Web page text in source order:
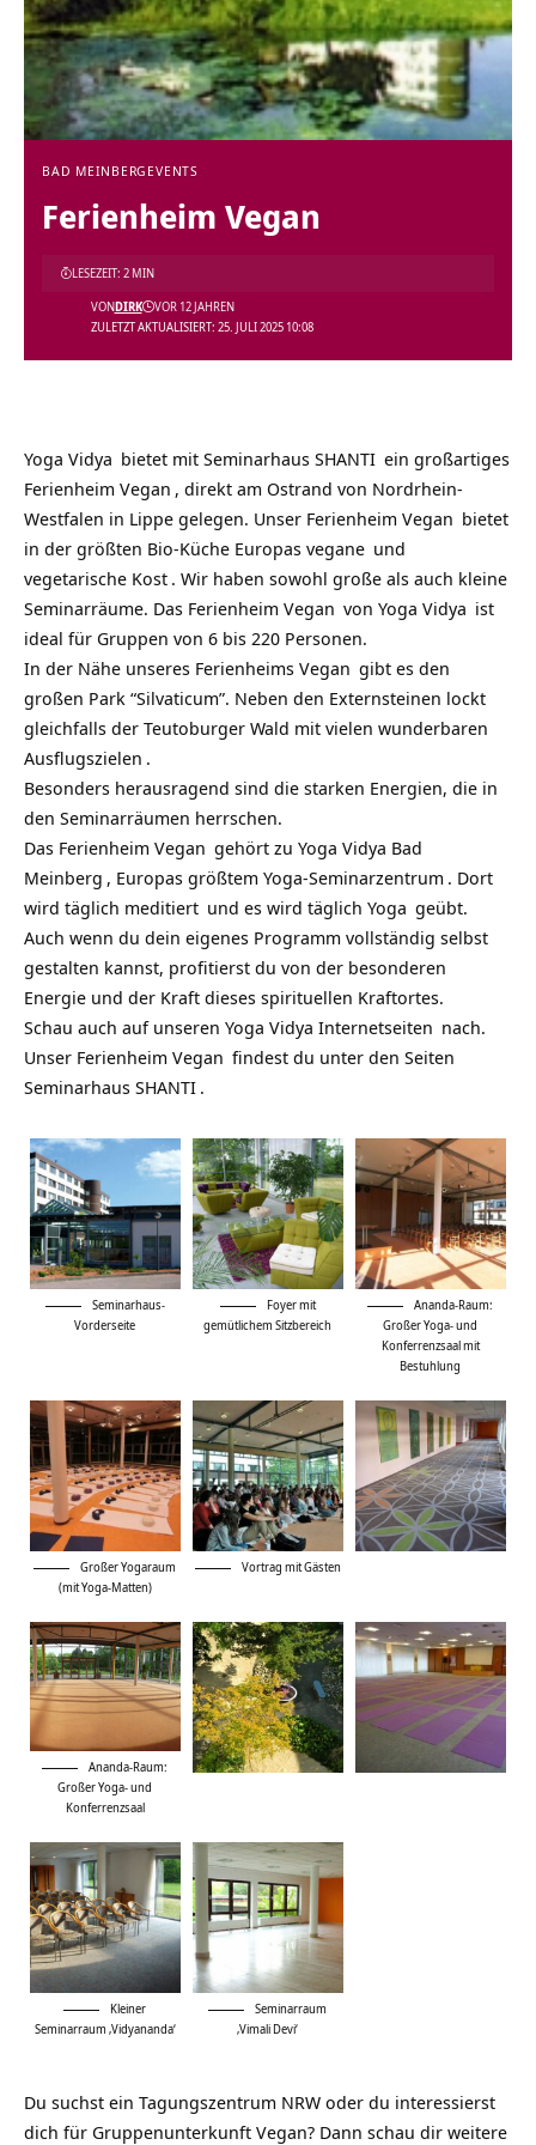
BAD MEINBERG EVENTS
Ferienheim Vegan
ZULETZT AKTUALISIERT: 25. JULI 2025 10:08
VONDIRK VOR 12 JAHREN
LESEZEIT: 2 MIN
Yoga Vidya bietet mit Seminarhaus SHANTI ein großartiges
Ferienheim Vegan , direkt am Ostrand von Nordrhein-
Westfalen in Lippe gelegen. Unser Ferienheim Vegan bietet
in der größten Bio-Küche Europas vegane und
vegetarische Kost . Wir haben sowohl große als auch kleine
Seminarräume. Das Ferienheim Vegan von Yoga Vidya ist
ideal für Gruppen von 6 bis 220 Personen.
In der Nähe unseres Ferienheims Vegan gibt es den
großen Park “Silvaticum”. Neben den Externsteinen lockt
gleichfalls der Teutoburger Wald mit vielen wunderbaren
Ausflugszielen .
Besonders herausragend sind die starken Energien, die in
den Seminarräumen herrschen.
Das Ferienheim Vegan gehört zu Yoga Vidya Bad
Meinberg , Europas größtem Yoga-Seminarzentrum . Dort
wird täglich meditiert und es wird täglich Yoga geübt.
Auch wenn du dein eigenes Programm vollständig selbst
gestalten kannst, profitierst du von der besonderen
Energie und der Kraft dieses spirituellen Kraftortes.
Schau auch auf unseren Yoga Vidya Internetseiten nach.
Unser Ferienheim Vegan findest du unter den Seiten
Seminarhaus SHANTI .
Seminarhaus-
Vorderseite
Foyer mit
gemütlichem Sitzbereich
Ananda-Raum:
Großer Yoga- und
Konferrenzsaal mit
Bestuhlung
Großer Yogaraum
(mit Yoga-Matten)
Vortrag mit Gästen
Ananda-Raum:
Großer Yoga- und
Konferrenzsaal
Kleiner
Seminarraum ‚Vidyananda‘
Seminarraum
‚Vimali Devi‘
Du suchst ein Tagungszentrum NRW oder du interessierst
dich für Gruppenunterkunft Vegan? Dann schau dir weitere